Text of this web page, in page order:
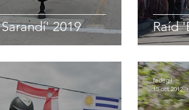
2019 Raíd
fedegil
15 oct 2012